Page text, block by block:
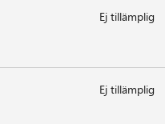
Ej tillämplig
Ej tillämplig